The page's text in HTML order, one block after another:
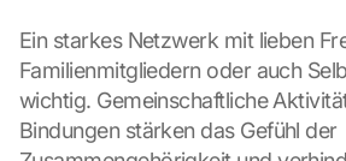
Ein starkes Netzwerk mit lieben
Familienmitgliedern oder auch
wichtig. Gemeinschaftliche
Bindungen stärken das Gefühl der
r
a
g
e
n